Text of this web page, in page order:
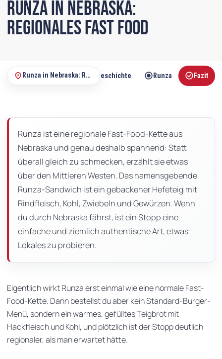
Runza in Nebraska:
Regionales Fast Food
dieser
Seite
place Runza in Nebraska: Regionales Fast Foodradio_button_checked Geschichte radio_button_checked Runza check_circle Fazit
Runza ist eine regionale Fast-Food-Kette aus
Nebraska und genau deshalb spannend: Statt
überall gleich zu schmecken, erzählt sie etwas
über den Mittleren Westen. Das namensgebende
Runza-Sandwich ist ein gebackener Hefeteig mit
Rindfleisch, Kohl, Zwiebeln und Gewürzen. Wenn
du durch Nebraska fährst, ist ein Stopp eine
einfache und ziemlich authentische Art, etwas
Lokales zu probieren.
Eigentlich wirkt Runza erst einmal wie eine normale Fast-
Food-Kette. Dann bestellst du aber kein Standard-Burger-
Menü, sondern ein warmes, gefülltes Teigbrot mit
Hackfleisch und Kohl, und plötzlich ist der Stopp deutlich
regionaler, als man erwartet hätte.